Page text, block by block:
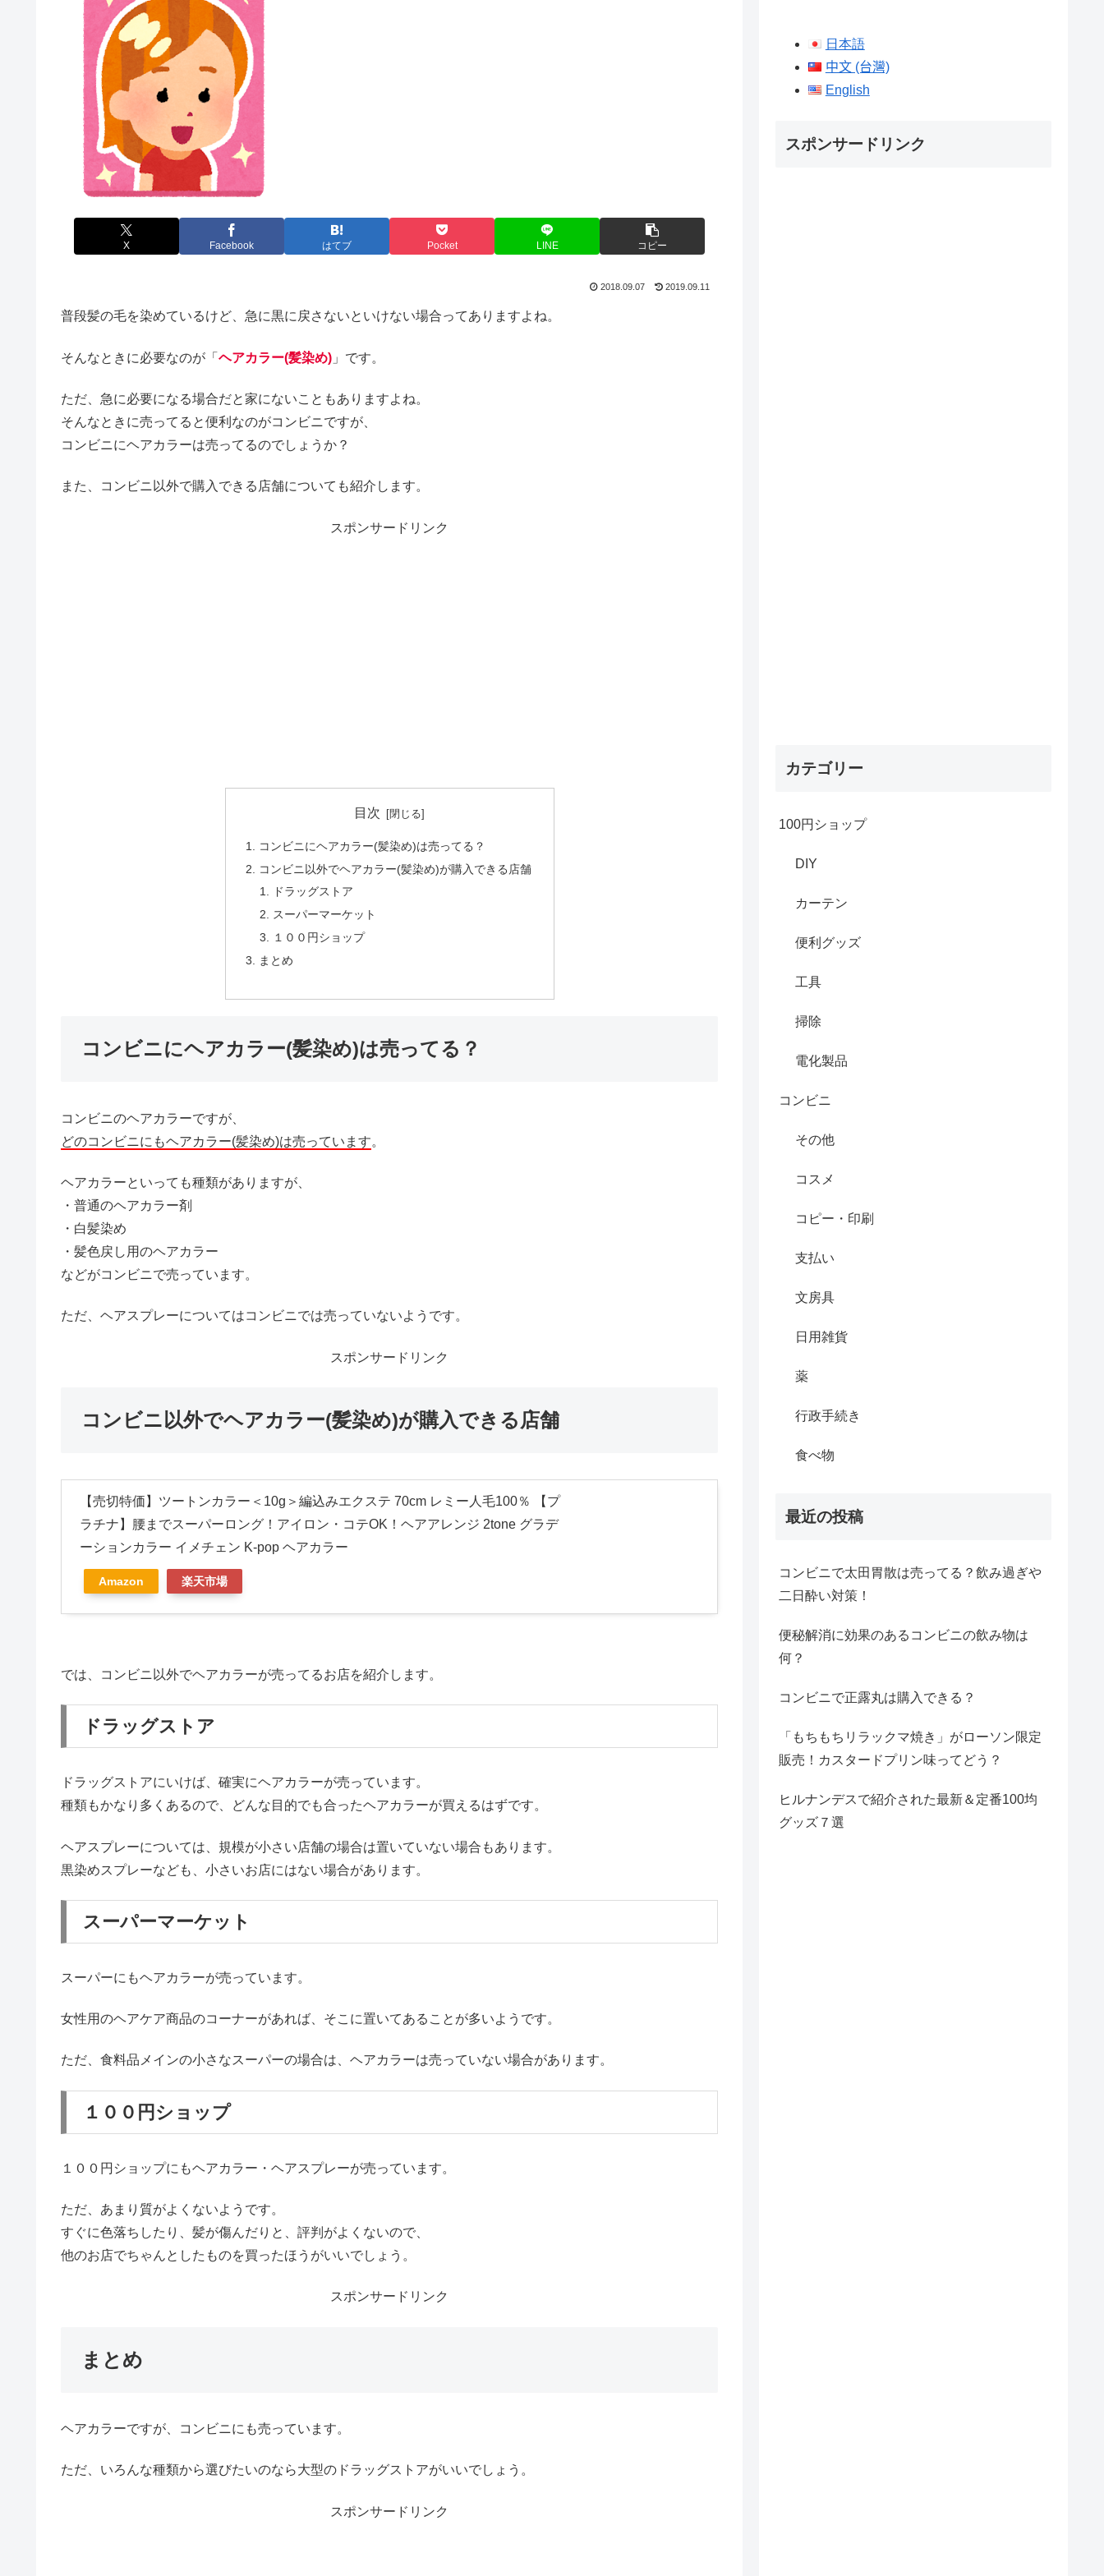
X Facebook はてブ Pocket LINE コピー
2018.09.07 2019.09.11
普段髪の毛を染めているけど、急に黒に戻さないといけない場合ってありますよね。
そんなときに必要なのが「 ヘアカラー(髪染め) 」です。
ただ、急に必要になる場合だと家にないこともありますよね。
そんなときに売ってると便利なのがコンビニですが、
コンビニにヘアカラーは売ってるのでしょうか？
また、コンビニ以外で購入できる店舗についても紹介します。
スポンサードリンク
目次
コンビニにヘアカラー(髪染め)は売ってる？
コンビニ以外でヘアカラー(髪染め)が購入できる店舗
ドラッグストア
スーパーマーケット
１００円ショップ
まとめ
コンビニにヘアカラー(髪染め)は売ってる？
コンビニのヘアカラーですが、
どのコンビニにもヘアカラー(髪染め)は売っています。
ヘアカラーといっても種類がありますが、
・普通のヘアカラー剤
・白髪染め
・髪色戻し用のヘアカラー
などがコンビニで売っています。
ただ、ヘアスプレーについてはコンビニでは売っていないようです。
スポンサードリンク
コンビニ以外でヘアカラー(髪染め)が購入できる店舗
【売切特価】ツートンカラー＜10g＞編込みエクステ 70cm レミー人毛100％ 【プ
ラチナ】腰までスーパーロング！アイロン・コテOK！ヘアアレンジ 2tone グラデ
ーションカラー イメチェン K-pop ヘアカラー
Amazon 楽天市場
では、コンビニ以外でヘアカラーが売ってるお店を紹介します。
ドラッグストア
ドラッグストアにいけば、確実にヘアカラーが売っています。
種類もかなり多くあるので、どんな目的でも合ったヘアカラーが買えるはずです。
ヘアスプレーについては、規模が小さい店舗の場合は置いていない場合もあります。
黒染めスプレーなども、小さいお店にはない場合があります。
スーパーマーケット
スーパーにもヘアカラーが売っています。
女性用のヘアケア商品のコーナーがあれば、そこに置いてあることが多いようです。
ただ、食料品メインの小さなスーパーの場合は、ヘアカラーは売っていない場合があります。
１００円ショップ
１００円ショップにもヘアカラー・ヘアスプレーが売っています。
ただ、あまり質がよくないようです。
すぐに色落ちしたり、髪が傷んだりと、評判がよくないので、
他のお店でちゃんとしたものを買ったほうがいいでしょう。
スポンサードリンク
まとめ
ヘアカラーですが、コンビニにも売っています。
ただ、いろんな種類から選びたいのなら大型のドラッグストアがいいでしょう。
スポンサードリンク
日本語
中文 (台灣)
English
スポンサードリンク
カテゴリー
100円ショップ
DIY
カーテン
便利グッズ
工具
掃除
電化製品
コンビニ
その他
コスメ
コピー・印刷
支払い
文房具
日用雑貨
薬
行政手続き
食べ物
最近の投稿
コンビニで太田胃散は売ってる？飲み過ぎや
二日酔い対策！
便秘解消に効果のあるコンビニの飲み物は
何？
コンビニで正露丸は購入できる？
「もちもちリラックマ焼き」がローソン限定
販売！カスタードプリン味ってどう？
ヒルナンデスで紹介された最新＆定番100均
グッズ７選